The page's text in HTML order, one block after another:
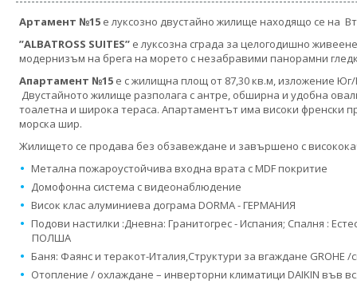
Артамент №15е луксозно двустайно жилище находящо се на
”ALBATROSS SUITES’’е луксозна сграда за целогодишно
модернизъм на брега на морето с незабравими панорамни
Апартамент №15е с жилищна площ от 87,30 кв.м, изложение
Двустайното жилище разполага с антре, обширна и удобна
тоалетна и широка тераса. Апартаментът има високи френски
морска шир.
Жилището се продава без обзавеждане и завършено с
Метална пожароустойчива входна врата с MDF покритие
Домофонна система с видеонаблюдение
Висок клас алуминиева дограма DORMA - ГЕРМАНИЯ
Подови настилки :Дневна: Гранитогрес - Испания; Спалня :
ПОЛША
Баня: Фаянс и теракот-Италия,Структури за вгаждане GROHE
Отопление / охлаждане – инверторни климатици DAIKIN във